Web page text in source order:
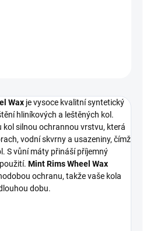
Wax je vysoce kvalitní syntetický
hliníkových a leštěných kol.
silnou ochrannou vrstvu, která
vodní skvrny a usazeniny, čímž
S vůní máty přináší příjemný
Mint Rims Wheel Wax
ochranu, takže vaše kola
dobu.